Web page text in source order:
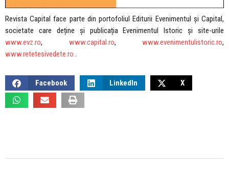
Revista Capital face parte din portofoliul Editurii Evenimentul și Capital,
societate care deține și publicația Evenimentul Istoric și site-urile
www.evz.ro, www.capital.ro, www.evenimentulistoric.ro,
www.retetesivedete.ro .
Facebook LinkedIn X